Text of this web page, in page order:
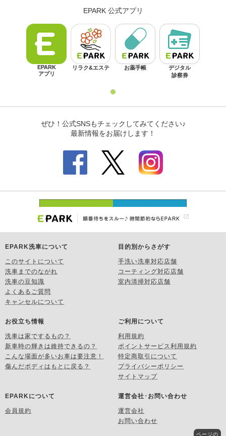
EPARK洗車について
このサイトについて
洗車までのながれ
洗車の豆知識
よくあるご質問
キャンセルについて
目的別からさがす
手洗い洗車対応店舗
コーティング対応店舗
室内清掃対応店舗
お役立ち情報
洗車は家でするもの？
新車時の輝きは維持できるの？
こんな場面が多いお車は要注意！
傷んだボディはもとに戻る？
ご利用について
利用規約
ポイントサービス利用規約
特定商取引について
プライバシーポリシー
サイトマップ
EPARKについて
会員規約
運営会社･お問い合わせ
運営会社
お問い合わせ
ページの